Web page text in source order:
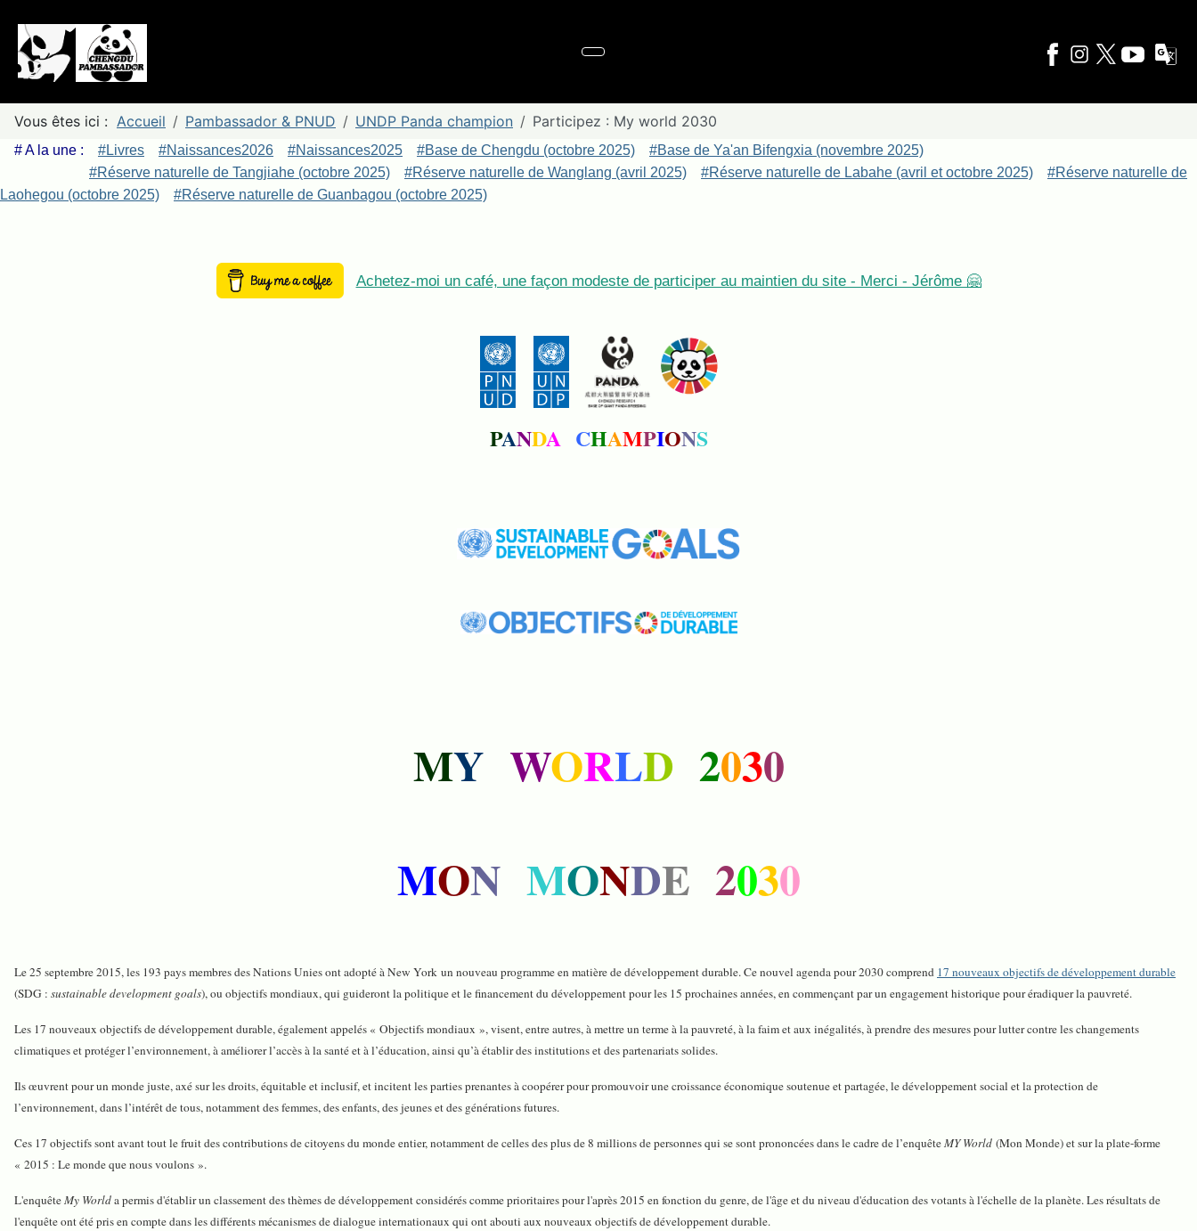
Vous êtes ici : Accueil Pambassador & PNUD UNDP Panda champion Participez : My world 2030
# A la une : #Livres #Naissances2026 #Naissances2025 #Base de Chengdu (octobre 2025)
#Base de Ya'an Bifengxia (novembre 2025)
#Réserve naturelle de Tangjiahe (octobre 2025)
#Réserve naturelle de Wanglang (avril 2025) #Réserve naturelle de Labahe (avril et octobre 2025)
#Réserve naturelle de
Laohegou (octobre 2025)
#Réserve naturelle de Guanbagou (octobre 2025)
Achetez-moi un café, une façon modeste de participer au maintien du site - Merci - Jérôme 🤗
PANDA CHAMPIONS
MY WORLD 2030
MON MONDE 2030
Le 25 septembre 2015, les 193 pays membres des Nations Unies ont adopté à New York un nouveau programme en matière de développement durable. Ce nouvel agenda pour 2030 comprend 17 nouveaux objectifs de développement durable
(SDG : sustainable development goals), ou objectifs mondiaux, qui guideront la politique et le financement du développement pour les 15 prochaines années, en commençant par un engagement historique pour éradiquer la pauvreté.
Les 17 nouveaux objectifs de développement durable, également appelés « Objectifs mondiaux », visent, entre autres, à mettre un terme à la pauvreté, à la faim et aux inégalités, à prendre des mesures pour lutter contre les changements
climatiques et protéger l’environnement, à améliorer l’accès à la santé et à l’éducation, ainsi qu’à établir des institutions et des partenariats solides.
Ils œuvrent pour un monde juste, axé sur les droits, équitable et inclusif, et incitent les parties prenantes à coopérer pour promouvoir une croissance économique soutenue et partagée, le développement social et la protection de
l’environnement, dans l’intérêt de tous, notamment des femmes, des enfants, des jeunes et des générations futures.
Ces 17 objectifs sont avant tout le fruit des contributions de citoyens du monde entier, notamment de celles des plus de 8 millions de personnes qui se sont prononcées dans le cadre de l’enquêteMY World (Mon Monde) et sur la plate-forme
« 2015 : Le monde que nous voulons ».
L'enquêteMy Worlda permis d'établir un classement des thèmes de développement considérés comme prioritaires pour l'après 2015 en fonction du genre, de l'âge et du niveau d'éducation des votants à l'échelle de la planète. Les résultats de
l'enquête ont été pris en compte dans les différents mécanismes de dialogue internationaux qui ont abouti aux nouveaux objectifs de développement durable.